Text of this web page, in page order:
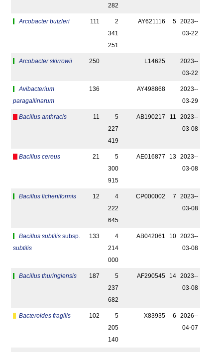
282
Arcobacter butzleri 111
2
341
251
AY621116 5
2023-­
03-22
Arcobacter skirrowii 250 L14625
2023-­
03-22
Avibacterium
paragallinarum
136 AY498868
2023-­
03-29
Bacillus anthracis 11
5
227
419
AB190217 11
2023-­
03-08
Bacillus cereus 21
5
300
915
AE016877 13
2023-­
03-08
Bacillus licheniformis 12
4
222
645
CP000002 7
2023-­
03-08
Bacillus subtilis subsp.
subtilis
133
4
214
000
AB042061 10
2023-­
03-08
Bacillus thuringiensis 187
5
237
682
AF290545 14
2023-­
03-08
Bacteroides fragilis 102
5
205
140
X83935 6
2026-­
04-07